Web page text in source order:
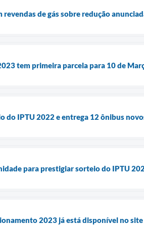
de gás sobre redução
tem primeira parcela para 10 de
do IPTU 2022 e entrega 12 ônibus
para prestigiar sorteio do IPTU
2023 já está disponível no